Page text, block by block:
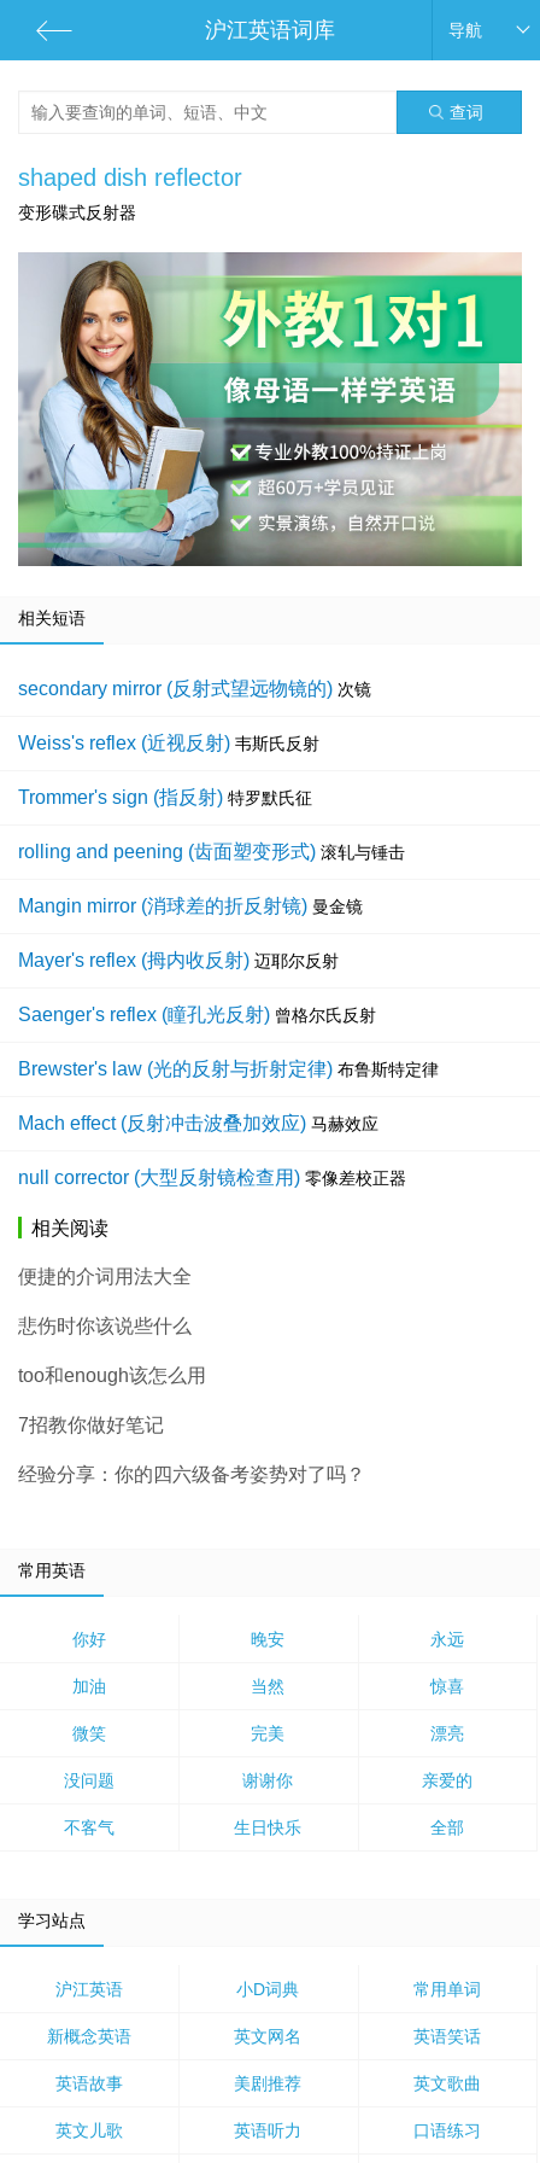
沪江英语词库 导航
查词
shaped dish reflector
变形碟式反射器
相关短语
secondary mirror (反射式望远物镜的) 次镜
Weiss's reflex (近视反射) 韦斯氏反射
Trommer's sign (指反射) 特罗默氏征
rolling and peening (齿面塑变形式) 滚轧与锤击
Mangin mirror (消球差的折反射镜) 曼金镜
Mayer's reflex (拇内收反射) 迈耶尔反射
Saenger's reflex (瞳孔光反射) 曾格尔氏反射
Brewster's law (光的反射与折射定律) 布鲁斯特定律
Mach effect (反射冲击波叠加效应) 马赫效应
null corrector (大型反射镜检查用) 零像差校正器
相关阅读
便捷的介词用法大全
悲伤时你该说些什么
too和enough该怎么用
7招教你做好笔记
经验分享：你的四六级备考姿势对了吗？
常用英语
你好 晚安 永远
加油 当然 惊喜
微笑 完美 漂亮
没问题 谢谢你 亲爱的
不客气 生日快乐 全部
学习站点
沪江英语 小D词典 常用单词
新概念英语 英文网名 英语笑话
英语故事 美剧推荐 英文歌曲
英文儿歌 英语听力 口语练习